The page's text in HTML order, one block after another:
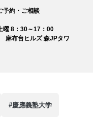
予約・ご相談
曜 8：30～17：00
麻布台ヒルズ 森JPタワ
#慶應義塾大学